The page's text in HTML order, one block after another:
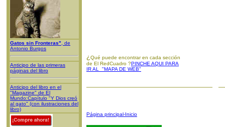
Gatos sin Fronteras" , de
Antonio Burgos
Anticipo de las primeras
páginas del libro
Anticipo del libro en el
"Magazine" de El
Mundo:Capítulo "Y Dios creó
al gato" (con ilustraciones del
libro)
¿ Qué puede encontrar en cada sección
de El RedCuadro ?PINCHE AQUI PARA
IR AL "MAPA DE WEB"
Página principal-Inicio